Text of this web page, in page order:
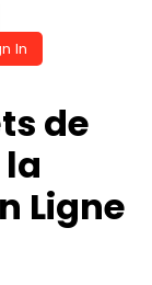
In
de
Ligne